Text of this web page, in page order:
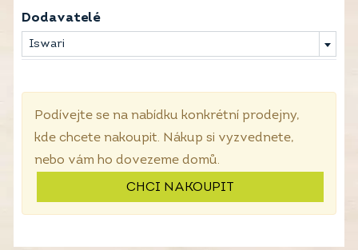
Dodavatelé
Iswari
Podívejte se na nabídku konkrétní prodejny,
kde chcete nakoupit. Nákup si vyzvednete,
nebo vám ho dovezeme domů.
CHCI NAKOUPIT